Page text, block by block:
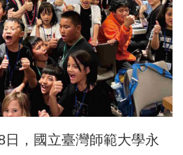
日，國立臺灣師範大學永